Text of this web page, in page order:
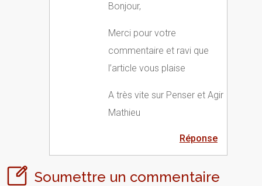
Bonjour,
Merci pour votre
commentaire et ravi que
l’article vous plaise
A très vite sur Penser et Agir
Mathieu
Réponse
Soumettre un commentaire